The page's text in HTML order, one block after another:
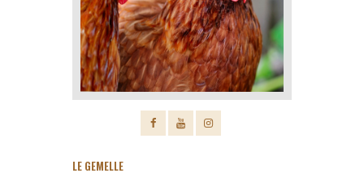
LE GEMELLE